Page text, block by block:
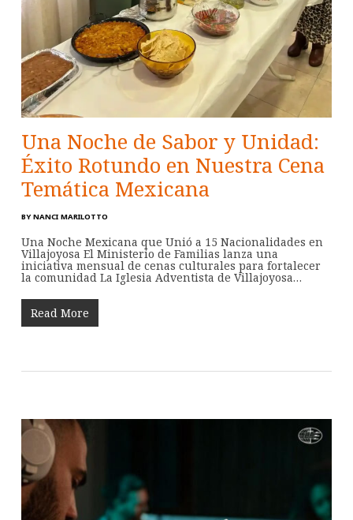
Una Noche de Sabor y Unidad:
Éxito Rotundo en Nuestra Cena
Temática Mexicana
BY NANCI MARILOTTO
Una Noche Mexicana que Unió a 15 Nacionalidades en
Villajoyosa El Ministerio de Familias lanza una
iniciativa mensual de cenas culturales para fortalecer
la comunidad La Iglesia Adventista de Villajoyosa…
Read More